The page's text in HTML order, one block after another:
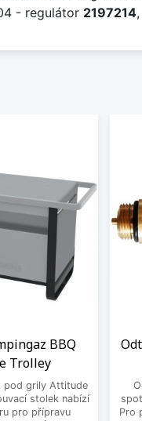
- regulátor 2197214
BBQ
Trolley
pod grily Attitude
stolek nabízí
pro přípravu
Pro